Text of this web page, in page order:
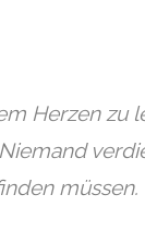
Herzen zu
müssen.